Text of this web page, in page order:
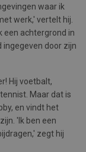
waar ik
werk,' vertelt hij.
een achtergrond in
ingegeven door zijn
Hij voetbalt,
Maar dat is
en vindt het
'Ik ben een
zegt hij